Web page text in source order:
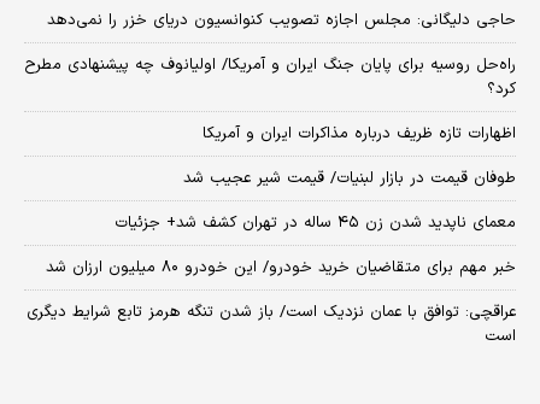
حاجی دلیگانی: مجلس اجازه تصویب کنوانسیون دریای خزر را نمی‌دهد
راه‌حل روسیه برای پایان جنگ ایران و آمریکا/ اولیانوف چه پیشنهادی مطرح
کرد؟
اظهارات تازه ظریف درباره مذاکرات ایران و آمریکا
طوفان قیمت در بازار لبنیات/ قیمت شیر عجیب شد
معمای ناپدید شدن زن ۴۵ ساله در تهران کشف شد+ جزئیات
خبر مهم برای متقاضیان خرید خودرو/ این خودرو ۸۰ میلیون ارزان شد
عراقچی: توافق با عمان نزدیک است/ باز شدن تنگه هرمز تابع شرایط دیگری
است